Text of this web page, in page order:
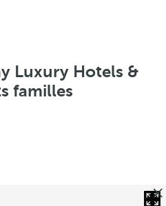
Luxury Hotels &
familles